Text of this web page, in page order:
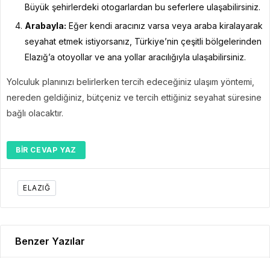
Büyük şehirlerdeki otogarlardan bu seferlere ulaşabilirsiniz.
Arabayla: Eğer kendi aracınız varsa veya araba kiralayarak
seyahat etmek istiyorsanız, Türkiye’nin çeşitli bölgelerinden
Elazığ’a otoyollar ve ana yollar aracılığıyla ulaşabilirsiniz.
Yolculuk planınızı belirlerken tercih edeceğiniz ulaşım yöntemi,
nereden geldiğiniz, bütçeniz ve tercih ettiğiniz seyahat süresine
bağlı olacaktır.
BIR CEVAP YAZ
ELAZIĞ
Benzer Yazılar